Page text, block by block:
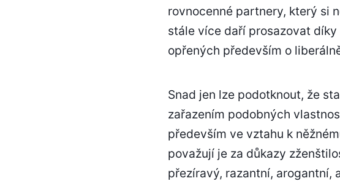
rovnocenné partnery, který si
stále více daří prosazovat
opřených především o
Snad jen lze podotknout, že
zařazením podobných
především ve vztahu k
považují je za důkazy
přezíravý, razantní, arogantní,